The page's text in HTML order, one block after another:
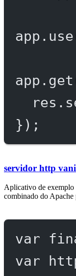
app. use
app. get
res.
});
servidor http
Aplicativo de exemplo
combinado do
var
var